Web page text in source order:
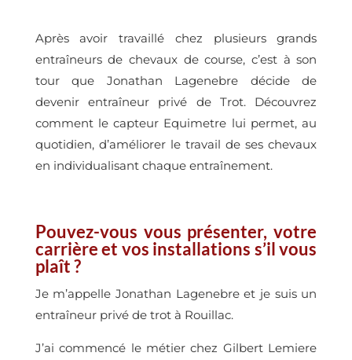
Après avoir travaillé chez plusieurs grands
entraîneurs de chevaux de course, c’est à son
tour que Jonathan Lagenebre décide de
devenir entraîneur privé de Trot. Découvrez
comment le capteur Equimetre lui permet, au
quotidien, d’améliorer le travail de ses chevaux
en individualisant chaque entraînement.
Pouvez-vous vous présenter, votre
carrière et vos installations s’il vous
plaît ?
Je m’appelle Jonathan Lagenebre et je suis un
entraîneur privé de trot à Rouillac.
J’ai commencé le métier chez Gilbert Lemiere